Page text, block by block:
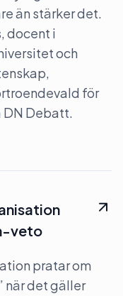
än stärker det.
docent i
och
för
DN Debatt.
veto
pratar om
när det gäller